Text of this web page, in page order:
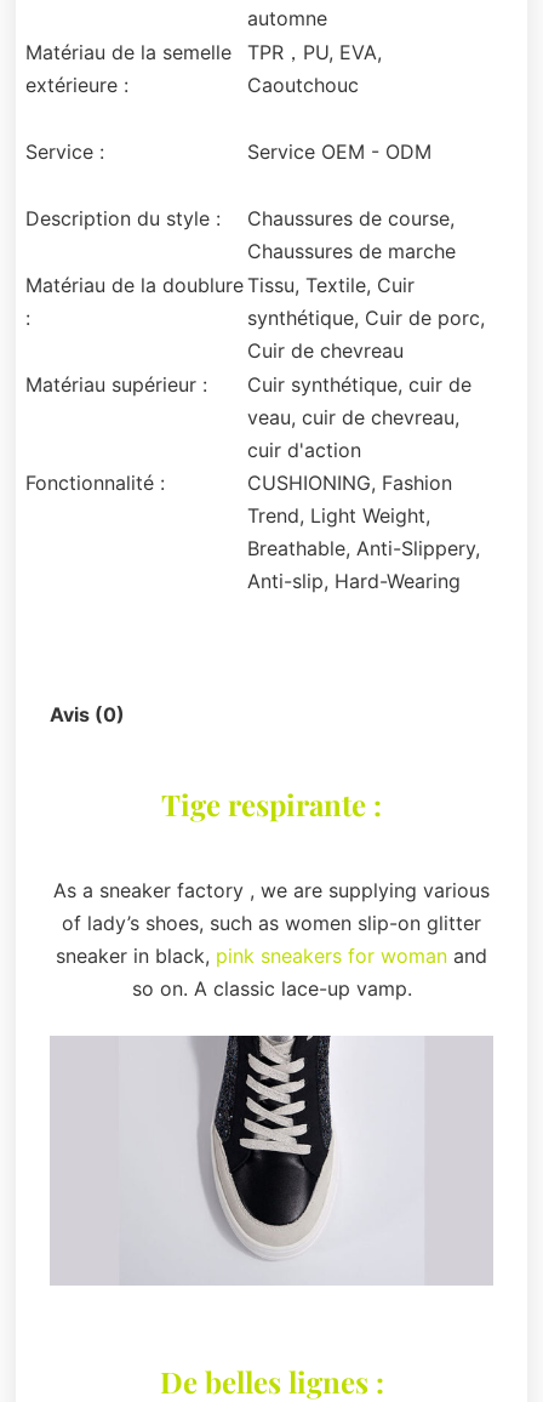
automne
Matériau de la semelle
extérieure :
TPR，PU, EVA,
Caoutchouc
Service : Service OEM - ODM
Description du style :
Chaussures de course,
Chaussures de marche
Matériau de la doublure
:
Tissu, Textile, Cuir
synthétique, Cuir de porc,
Cuir de chevreau
Matériau supérieur :
Cuir synthétique, cuir de
veau, cuir de chevreau,
cuir d'action
Fonctionnalité :
CUSHIONING, Fashion
Trend, Light Weight,
Breathable, Anti-Slippery,
Anti-slip, Hard-Wearing
Avis (0)
Tige respirante :
As a sneaker factory , we are supplying various
of lady’s shoes, such as women slip-on glitter
sneaker in black, pink sneakers for woman and
so on. A classic lace-up vamp.
De belles lignes :